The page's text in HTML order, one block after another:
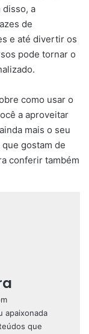
a
de
e até divertir os
pode tornar o
como usar o
a aproveitar
mais o seu
gostam de
conferir também
apaixonada
que